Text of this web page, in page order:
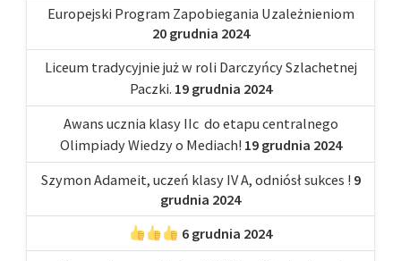
Europejski Program Zapobiegania Uzależnieniom
20 grudnia 2024
Liceum tradycyjnie już w roli Darczyńcy Szlachetnej
Paczki. 19 grudnia 2024
Awans ucznia klasy IIc do etapu centralnego
Olimpiady Wiedzy o Mediach! 19 grudnia 2024
Szymon Adameit, uczeń klasy IV A, odniósł sukces ! 9
grudnia 2024
6 grudnia 2024